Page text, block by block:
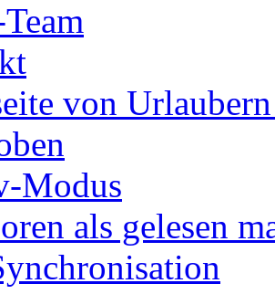
von
Modus
als gelesen